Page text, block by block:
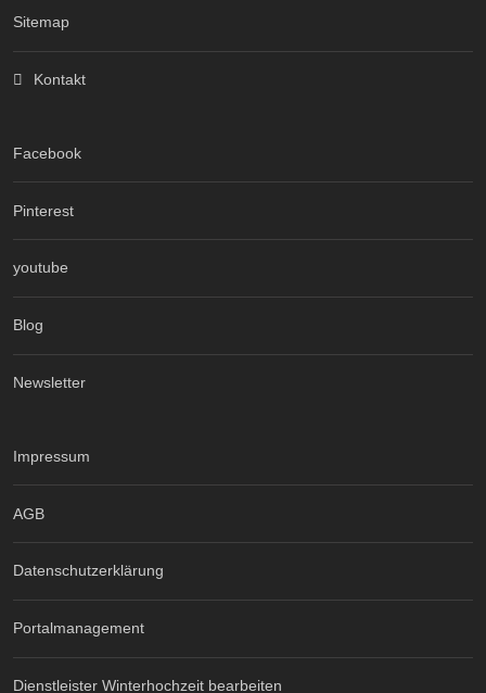
Sitemap
Kontakt
Facebook
Pinterest
youtube
Blog
Newsletter
Impressum
AGB
Datenschutzerklärung
Portalmanagement
Dienstleister Winterhochzeit bearbeiten